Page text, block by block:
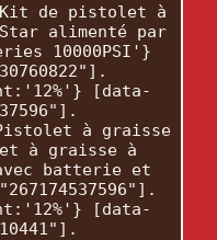
de pistolet à
alimenté par
10000PSI'}
[data-
à graisse
à graisse à
batterie et
[data-